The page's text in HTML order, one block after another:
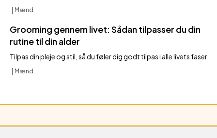
Mænd
Grooming gennem livet: Sådan tilpasser du din
rutine til din alder
Tilpas din pleje og stil, så du føler dig godt tilpas i alle livets faser
Mænd